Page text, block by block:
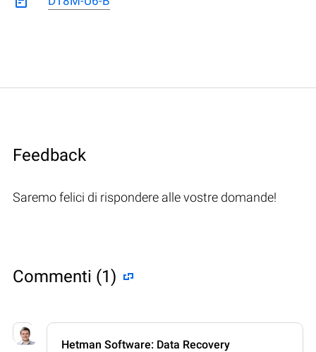
Feedback
Saremo felici di rispondere alle vostre domande!
Commenti (1)
Hetman Software: Data Recovery